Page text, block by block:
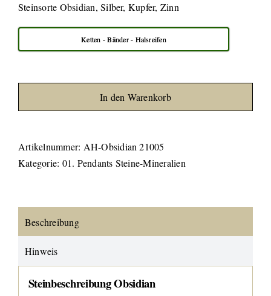
Steinsorte Obsidian, Silber, Kupfer, Zinn
Ketten - Bänder - Halsreifen
In den Warenkorb
Artikelnummer: AH-Obsidian 21005
Kategorie: 01. Pendants Steine-Mineralien
Beschreibung
Hinweis
Steinbeschreibung Obsidian